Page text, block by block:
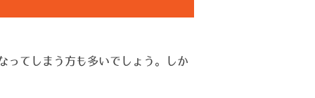
ってしまう方も多いでしょう。しか